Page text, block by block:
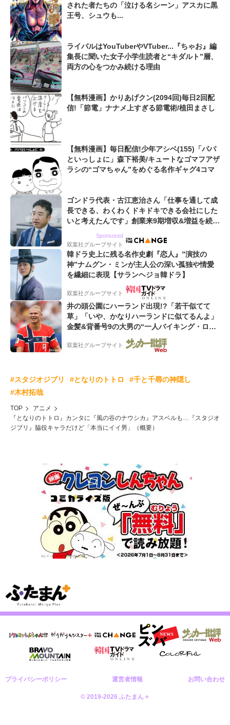
された者たちの「泣ける名シーン」アスカに黒
王号、シュウも...
ライバルはYouTuberやVTuber...『ちゃお』編
集長に聞いた女子小学生読者と“キダルト”層、
両方の心をつかみ続ける理由
【無料漫画】かりあげクン(2094回)毎日2回配
信!「節電」ナナメ上すぎる節電術/植田まさし
【無料漫画】毎日配信!少年アシベ(155)「パパ
といっしょに」森下裕美/キュートなゴマフアザ
ラシの“ゴマちゃん”をめぐる名作ギャグ4コマ
ゴンドラ代表・古江恵治さん「仕事を通して成
長できる、わくわくドキドキできる会社にした
いと考えたんです」創業来9期増収&増益を続け
Sponsored
双葉社グループサイト
韓ドラ史上に残る名作史劇『恋人』”演技の
神”ナムグン・ミンが主人公の深い孤独や情愛
を繊細に表現【サランヘジョ韓ドラ】
双葉社グループサイト
井の頭公園にハーランド出現!?「若干似てて
草」「いや、かなりハーランドに似てるんよ」
金髪&背番号9の大男の“一人バイキング・ロ
ー”映像が話題!「元気をもらった」
双葉社グループサイト
#スタジオジブリ #となりのトトロ
#千と千尋の神隠し
#木村拓哉
TOP
アニメ
『となりのトトロ』カンタに『風の谷のナウシカ』アスベルも…『スタジオ
ジブリ』脇役キャラだけど「本当にイイ男」（概要）
プライバシーポリシー 運営者情報 お問い合わせ
© 2019-2026 ふたまん＋